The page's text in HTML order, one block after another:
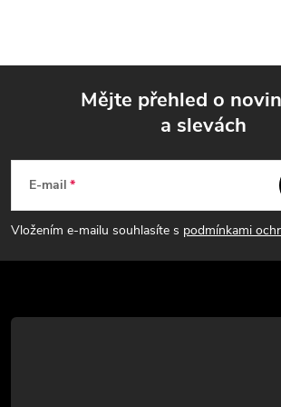
p
a
t
Mějte přehled o
a slevách
E-mail
Vložením e-mailu souhlasíte s podmínkami